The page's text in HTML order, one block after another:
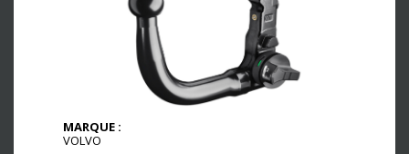
MARQUE :
VOLVO